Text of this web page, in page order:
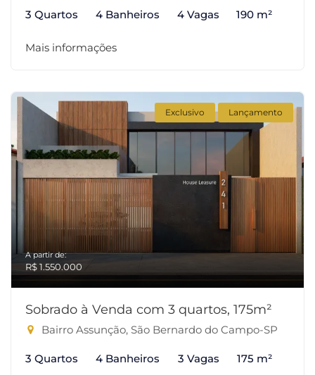
3 Quartos 4 Banheiros 4 Vagas 190 m²
Mais informações
Exclusivo Lançamento
A partir de:
R$ 1.550.000
Sobrado à Venda com 3 quartos, 175m²
Bairro Assunção, São Bernardo do Campo-SP
3 Quartos 4 Banheiros 3 Vagas 175 m²